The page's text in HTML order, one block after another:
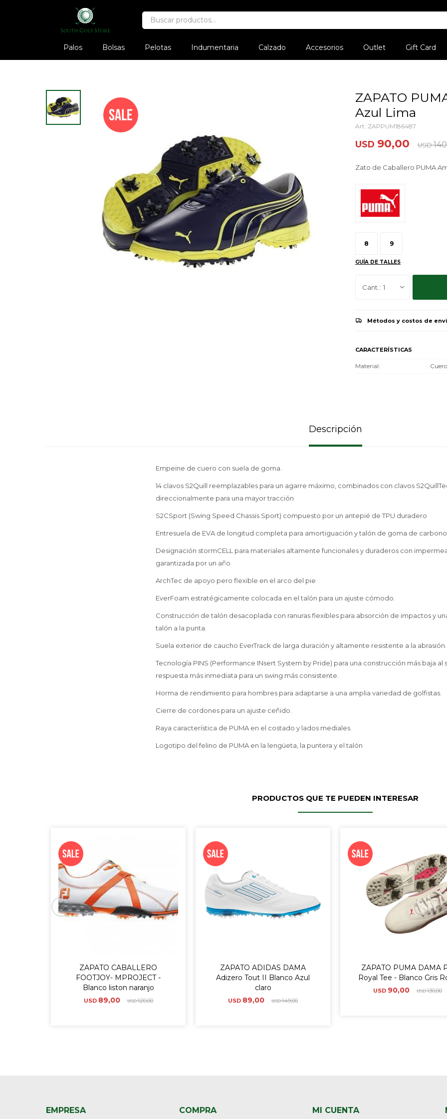
Palos Bolsas Pelotas Indumentaria Calzado Accesorios Outlet Gift Card
ZAPATO
Azul Lima
ZAPPUM186487
USD 90,00 USD
Zato de Caballero PUMA
8 9
GUÍA DE TALLES
1
Métodos y costos de
CARACTERÍSTICAS
Material Cuero
Descripción
Empeine de cuero con suela de goma.
14 clavos S2Quill reemplazables para un agarre máximo, combinados con clavos
direccionalmente para una mayor tracción
S2CSport (Swing Speed Chassis Sport) compuesto por un antepié de TPU duradero
Entresuela de EVA de longitud completa para amortiguación y talón de goma de carbono
Designación stormCELL para materiales altamente funcionales y duraderos con
garantizada por un año
ArchTec de apoyo pero flexible en el arco del pie
EverFoam estratégicamente colocada en el talón para un ajuste cómodo.
Construcción de talón desacoplada con ranuras flexibles para absorción de impactos y
talón a la punta.
Suela exterior de caucho EverTrack de larga duración y altamente resistente a la abrasión.
Tecnología PINS (Performance INsert System by Pride) para una construcción más baja al
respuesta más inmediata para un swing más consistente.
Horma de rendimiento para hombres para adaptarse a una amplia variedad de golfistas.
Cierre de cordones para un ajuste ceñido.
Raya característica de PUMA en el costado y lados mediales.
Logotipo del felino de PUMA en la lengüeta, la puntera y el talón
PRODUCTOS QUE TE PUEDEN INTERESAR
ZAPATO CABALLERO
FOOTJOY- MPROJECT -
Blanco liston naranjo
USD 89,00 USD120,00
ZAPATO ADIDAS DAMA
Adizero Tout II Blanco Azul
claro
USD 89,00 USD149,00
ZAPATO PUMA DAMA
Royal Tee - Blanco Gris
USD 90,00 USD130,00
EMPRESA COMPRA MI CUENTA